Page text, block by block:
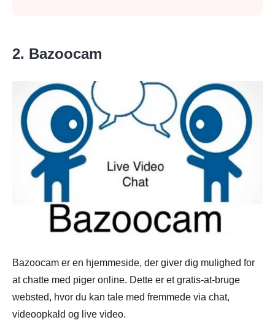
2. Bazoocam
Bazoocam er en hjemmeside, der giver dig mulighed for
at chatte med piger online. Dette er et gratis-at-bruge
websted, hvor du kan tale med fremmede via chat,
videoopkald og live video.